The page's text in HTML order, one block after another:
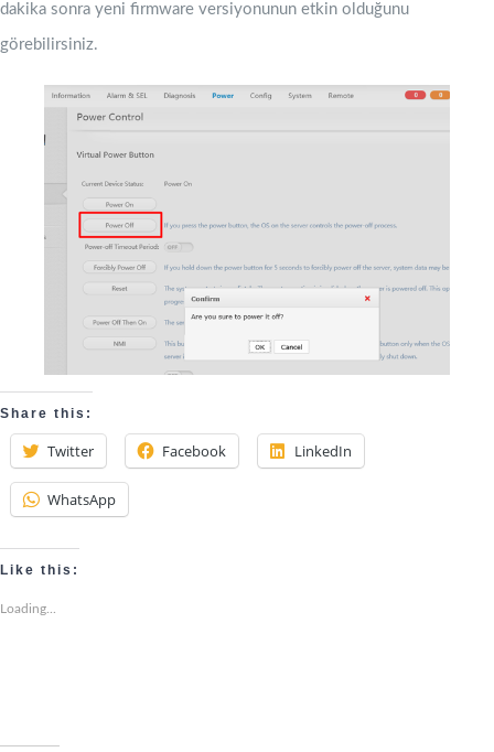
dakika sonra yeni firmware versiyonunun etkin olduğunu
görebilirsiniz.
Share this:
Twitter Facebook LinkedIn
WhatsApp
Like this:
Loading...